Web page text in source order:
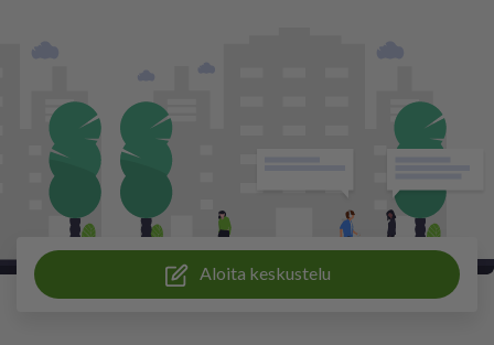
Aloita keskustelu